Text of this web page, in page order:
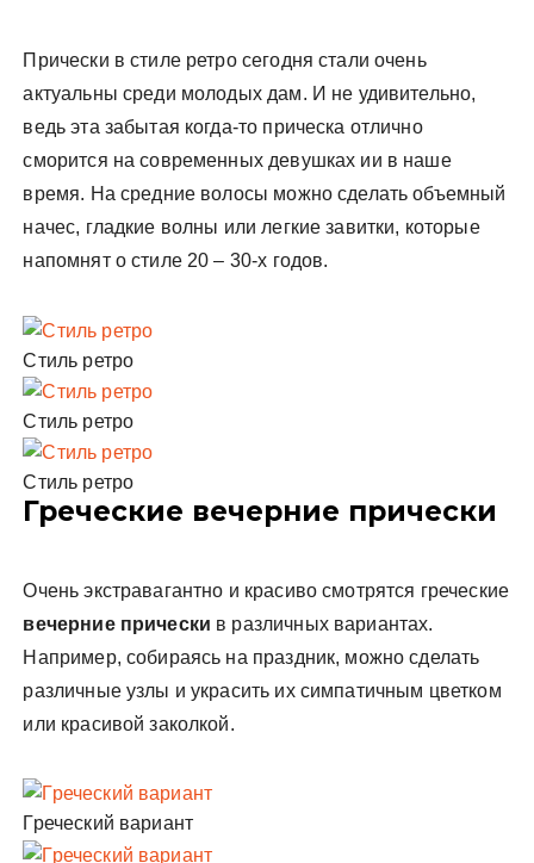
Прически в стиле ретро сегодня стали очень
актуальны среди молодых дам. И не удивительно,
ведь эта забытая когда-то прическа отлично
сморится на современных девушках ии в наше
время. На средние волосы можно сделать объемный
начес, гладкие волны или легкие завитки, которые
напомнят о стиле 20 – 30-х годов.
Стиль ретро
Стиль ретро
Стиль ретро
Греческие вечерние прически
Очень экстравагантно и красиво смотрятся греческие
вечерние прически в различных вариантах.
Например, собираясь на праздник, можно сделать
различные узлы и украсить их симпатичным цветком
или красивой заколкой.
Греческий вариант